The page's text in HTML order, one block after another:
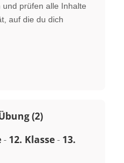
prüfen alle Inhalte
auf die du dich
(2)
- 12. Klasse- 13.